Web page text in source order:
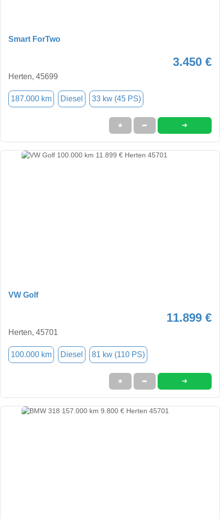
Smart ForTwo
3.450 €
Herten, 45699
187.000 km Diesel 33 kw (45 PS)
★ ➦ ➜
VW Golf
11.899 €
Herten, 45701
100.000 km Diesel 81 kw (110 PS)
★ ➦ ➜